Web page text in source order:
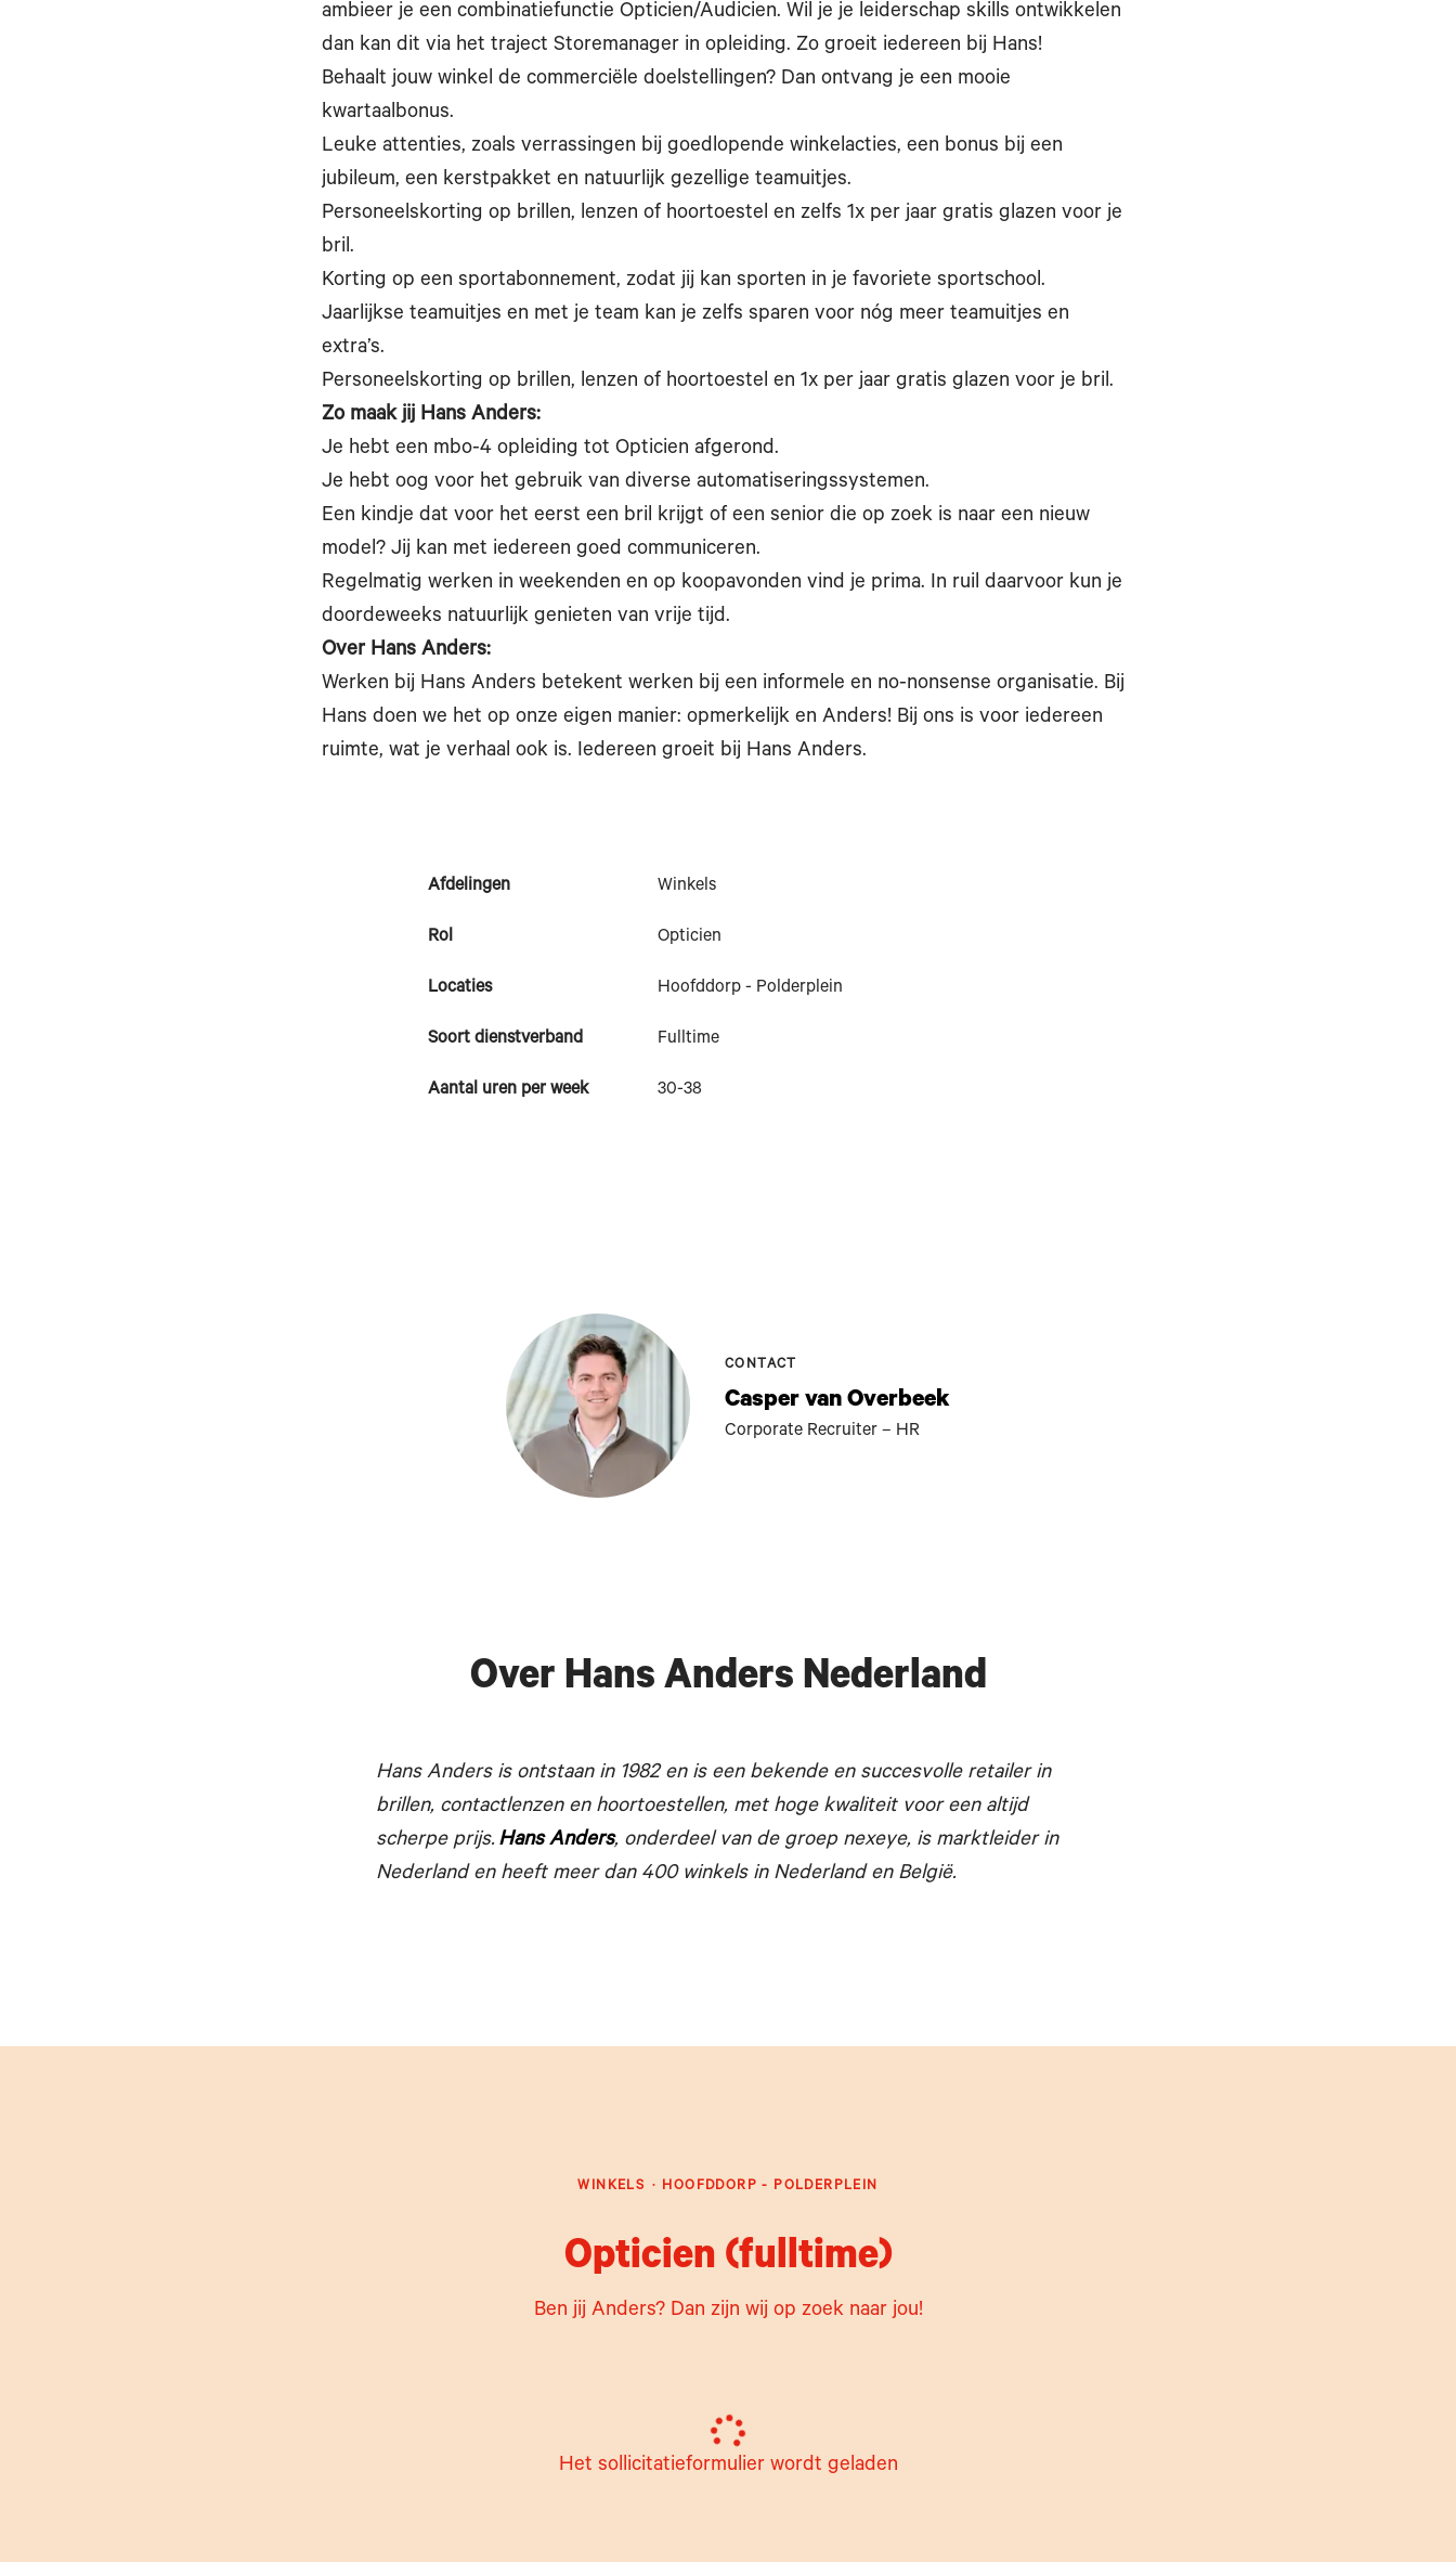
ambieer je een combinatiefunctie Opticien/Audicien. Wil je je leiderschap skills ontwikkelen
dan kan dit via het traject Storemanager in opleiding. Zo groeit iedereen bij Hans!
Behaalt jouw winkel de commerciële doelstellingen? Dan ontvang je een mooie
kwartaalbonus.
Leuke attenties, zoals verrassingen bij goedlopende winkelacties, een bonus bij een
jubileum, een kerstpakket en natuurlijk gezellige teamuitjes.
Personeelskorting op brillen, lenzen of hoortoestel en zelfs 1x per jaar gratis glazen voor je
bril.
Korting op een sportabonnement, zodat jij kan sporten in je favoriete sportschool.
Jaarlijkse teamuitjes en met je team kan je zelfs sparen voor nóg meer teamuitjes en
extra’s.
Personeelskorting op brillen, lenzen of hoortoestel en 1x per jaar gratis glazen voor je bril.
Zo maak jij Hans Anders:
Je hebt een mbo-4 opleiding tot Opticien afgerond.
Je hebt oog voor het gebruik van diverse automatiseringssystemen.
Een kindje dat voor het eerst een bril krijgt of een senior die op zoek is naar een nieuw
model? Jij kan met iedereen goed communiceren.
Regelmatig werken in weekenden en op koopavonden vind je prima. In ruil daarvoor kun je
doordeweeks natuurlijk genieten van vrije tijd.
Over Hans Anders:
Werken bij Hans Anders betekent werken bij een informele en no-nonsense organisatie. Bij
Hans doen we het op onze eigen manier: opmerkelijk en Anders! Bij ons is voor iedereen
ruimte, wat je verhaal ook is. Iedereen groeit bij Hans Anders.
Afdelingen Winkels
Rol Opticien
Locaties Hoofddorp - Polderplein
Soort dienstverband Fulltime
Aantal uren per week 30-38
CONTACT
Casper van Overbeek
Corporate Recruiter – HR
Over Hans Anders Nederland
Hans Anders is ontstaan in 1982 en is een bekende en succesvolle retailer in
brillen, contactlenzen en hoortoestellen, met hoge kwaliteit voor een altijd
scherpe prijs. Hans Anders, onderdeel van de groep nexeye, is marktleider in
Nederland en heeft meer dan 400 winkels in Nederland en België.
WINKELS · HOOFDDORP - POLDERPLEIN
Opticien (fulltime)
Ben jij Anders? Dan zijn wij op zoek naar jou!
Het sollicitatieformulier wordt geladen